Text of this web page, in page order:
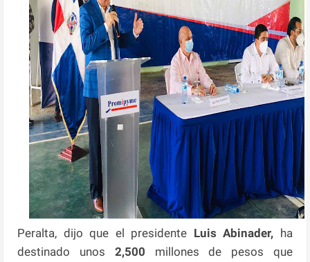
Peralta, dijo que el presidente Luis Abinader, ha
destinado unos 2,500 millones de pesos que